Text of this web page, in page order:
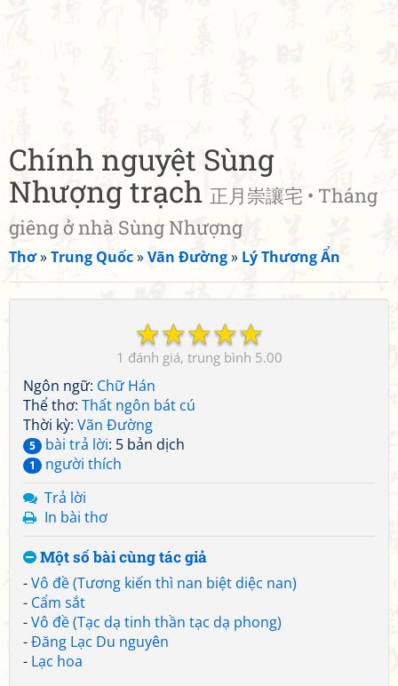
Chính nguyệt Sùng
Nhượng trạch 正月崇讓宅 • Tháng
giêng ở nhà Sùng Nhượng
Thơ»Trung Quốc»Vãn Đường» Lý Thương Ẩn
☆
☆
☆
☆
☆
1 5.00
Ngôn ngữ: Chữ Hán
Thể thơ: Thất ngôn bát cú
Thời kỳ: Vãn Đường
5 bài trả lời: 5 bản dịch
1
người thích
Trả lời
In bài thơ
Một số bài cùng tác giả
-Vô đề (Tương kiến thì nan biệt diệc nan)
- Cẩm sắt
-Vô đề (Tạc dạ tinh thần tạc dạ phong)
-Đăng Lạc Du nguyên
- Lạc hoa